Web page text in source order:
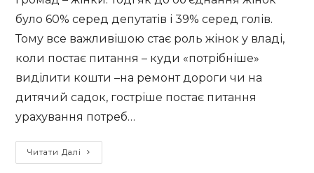
було 60% серед депутатів і 39% серед голів.
Тому все важливішою стає роль жінок у владі,
коли постає питання – куди «потрібніше»
виділити кошти –на ремонт дороги чи на
дитячий садок, гостріше постає питання
урахування потреб…
Читати Далі
забезпечити